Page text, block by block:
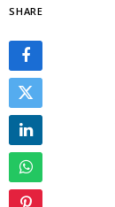
SHARE